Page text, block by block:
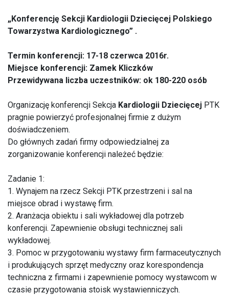
„Konferencję Sekcji Kardiologii Dziecięcej Polskiego
Towarzystwa Kardiologicznego” .
Termin konferencji: 17-18 czerwca 2016r.
Miejsce konferencji: Zamek Kliczków
Przewidywana liczba uczestników: ok 180-220 osób
Organizację konferencji Sekcja Kardiologii Dziecięcej PTK
pragnie powierzyć profesjonalnej firmie z dużym
doświadczeniem.
Do głównych zadań firmy odpowiedzialnej za
zorganizowanie konferencji należeć będzie:
Zadanie 1:
1. Wynajem na rzecz Sekcji PTK przestrzeni i sal na
miejsce obrad i wystawę firm.
2. Aranżacja obiektu i sali wykładowej dla potrzeb
konferencji. Zapewnienie obsługi technicznej sali
wykładowej.
3. Pomoc w przygotowaniu wystawy firm farmaceutycznych
i produkujących sprzęt medyczny oraz korespondencja
techniczna z firmami i zapewnienie pomocy wystawcom w
czasie przygotowania stoisk wystawienniczych.